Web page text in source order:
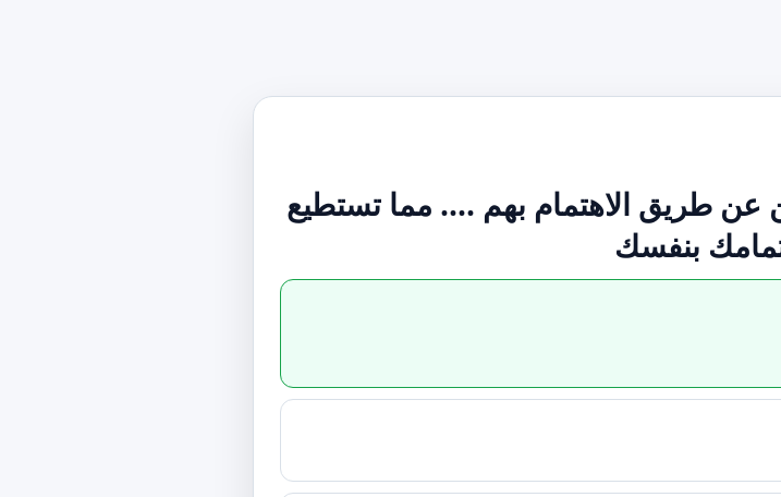
طريق الاهتمام بهم .... مما تستطيع
بنفسك